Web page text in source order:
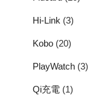
Hi-Link (3)
Kobo (20)
PlayWatch (3)
Qi充電 (1)